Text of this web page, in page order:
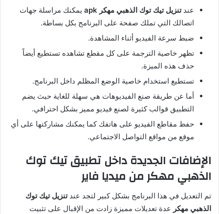
عندتنزيلتيك توك الذهبي مهكر
يمكنك مراسلة جهات
اتصالك التي تملك صفحة على البرنامج بكل بساطة.
ضبط سرعة الفيديو أثناء المشاهدة.
تظهر خاصية الترجمة على كل مقطع تشاهده تستطيع أيضاً
حذف هذه الميزة.
تستطيع استخدام خاصية الوضع المظلم داخل البرنامج.
أما عن طريقة صنع الفيديوهات هي سهلة للغاية حيث يضم
التطبيق قوالب كثيرة لصنع فيديو مميز بشكل احترافي.
حفظ مقاطع الفيديو على هاتفك كما يمكنك مشاركتها على أي
موقع من مواقع التواصل الاجتماعي.
الإضافات الجديدةداخلتطبيقتيكتوك
الذهبي مهكر من ميديا فاير
تم التعديل في هذا البرنامج بشكل كبير لتجد عندتنزيل تيك توك
الذهبي مهكر عدة تعديلات مميزة زادت من الإقبال على تثبيت